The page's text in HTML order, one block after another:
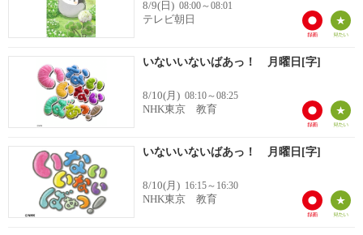
8/9(日) 08:00～08:01
テレビ朝日
いないいないばあっ！ 月曜日[字]
8/10(月) 08:10～08:25
NHK東京 教育
いないいないばあっ！ 月曜日[字]
8/10(月) 16:15～16:30
NHK東京 教育